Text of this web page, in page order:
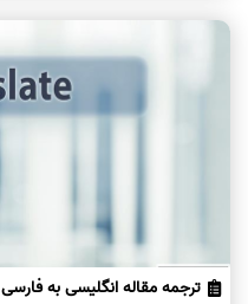
ترجمه مقاله انگلیسی به فارسی